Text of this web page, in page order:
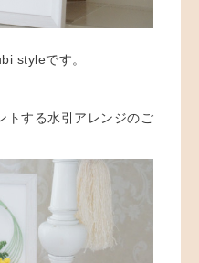
styleです。
トする水引アレンジのご